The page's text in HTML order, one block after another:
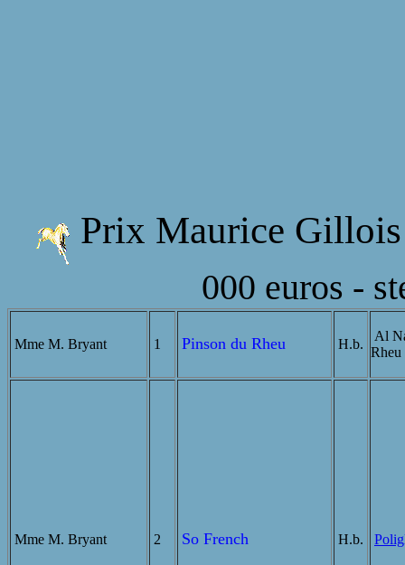
Prix Maurice
000 euros -
Mme M. Bryant 1 Pinson du Rheu H.b.
Al
Rheu
Mme M. Bryant 2 So French H.b.